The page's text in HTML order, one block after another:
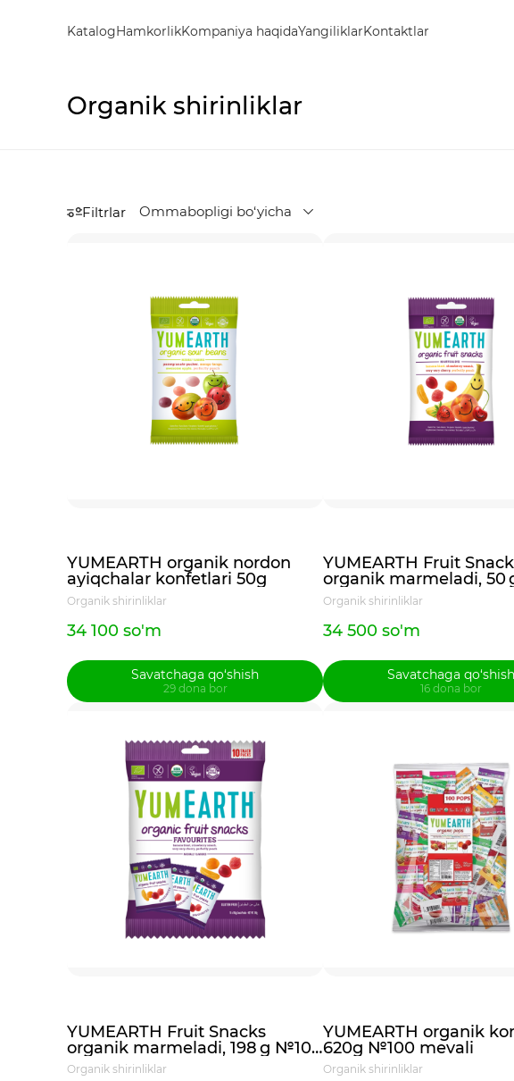
KatalogHamkorlikKompaniya haqidaYangiliklarKontaktlar
Organik shirinliklar
Filtrlar Ommabopligi bo‘yicha
YUMEARTH organik nordon
ayiqchalar konfetlari 50g
Organik shirinliklar
34 100 so'm
Savatchaga qo‘shish
29 dona bor
YUMEARTH Fruit
organik marmeladi, 50
Organik shirinliklar
34 500 so'm
Savatchaga qo‘shish
16 dona bor
YUMEARTH Fruit Snacks
organik marmeladi, 198 g №10
(10 dona mini qadoq)
Organik shirinliklar
YUMEARTH organik
620g №100 mevali
Organik shirinliklar